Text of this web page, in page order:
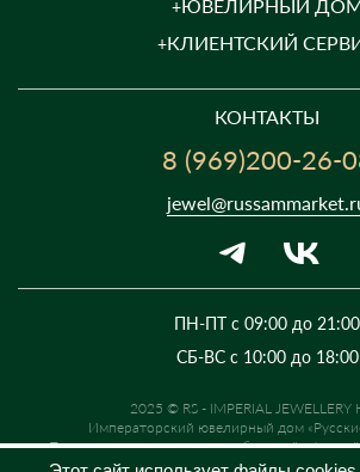
ЮВЕЛИРНЫЙ
КЛИЕНТСКИЙ
КОНТАКТЫ
8 (969)200-26-
ПН-ПТ с 09:00 до 21:00
СБ-ВС с 10:00 до 18:00
2025 © RS - IMPERIAL JEWELLERY
Императорский ювелирный дом
Предложение не является публичной
розничной сети могут отличаться. Информация